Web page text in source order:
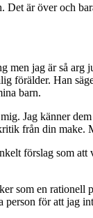
Det är över och
men jag är så arg
förälder. Han
barn.
Jag känner
från din make.
förslag som
som en
person för att jag